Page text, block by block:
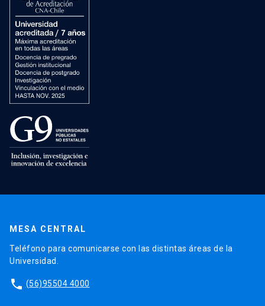
MESA CENTRAL
Teléfono para comunicarse con las distintas áreas de la
Universidad.
phone (56)95504 4000